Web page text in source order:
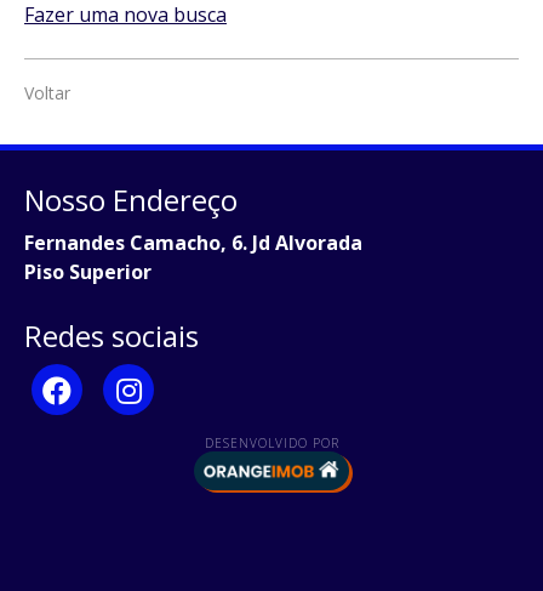
Fazer uma nova busca
Voltar
Nosso Endereço
Fernandes Camacho, 6. Jd Alvorada
Piso Superior
Redes sociais
DESENVOLVIDO POR